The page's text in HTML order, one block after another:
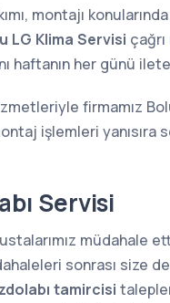
montajı
LG Klima Servisi
haftanın her günü
firmamız
işlemleri
Servisi
müdahale
sonrası size
tamircisi